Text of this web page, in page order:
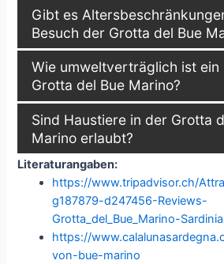
Gibt es
Besuch der Grotta del Bue
Wie umweltverträglich ist ein
Grotta del Bue Marino?
Sind Haustiere in der Grotta
Marino erlaubt?
Literaturangaben:
https://www.tripadvisor.ch/
g187879-d247456-Reviews-
Grotta_del_Bue_Marino-
https://
von-bue-marino